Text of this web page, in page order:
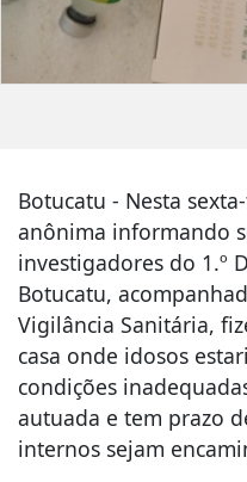
Botucatu - Nesta
anônima informando
investigadores do 1.º
Botucatu,
Vigilância Sanitária,
casa onde idosos
condições
autuada e tem prazo
internos sejam